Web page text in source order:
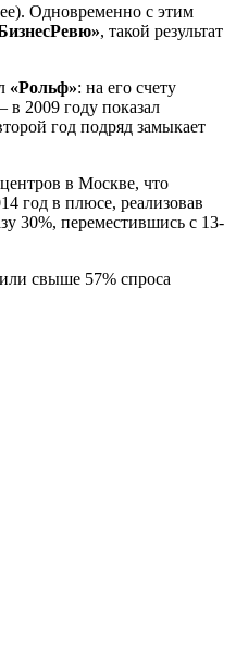
Одновременно с этим
, такой результат
«Рольф»: на его счету
2009 году показал
год подряд замыкает
в Москве, что
год в плюсе, реализовав
30%, переместившись с 13-
свыше 57% спроса